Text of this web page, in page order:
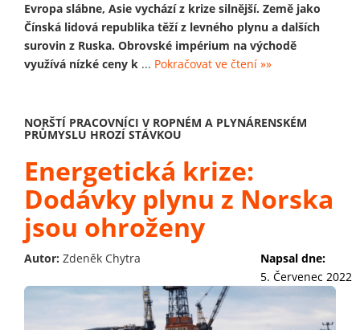
Evropa slábne, Asie vychází z krize silnější. Země jako
Čínská lidová republika těží z levného plynu a dalších
surovin z Ruska. Obrovské impérium na východě
využívá nízké ceny k ... Pokračovat ve čtení »»
NORŠTÍ PRACOVNÍCI V ROPNÉM A PLYNÁRENSKÉM
PRŮMYSLU HROZÍ STÁVKOU
Energetická krize:
Dodávky plynu z Norska
jsou ohroženy
Autor: Zdeněk Chytra
Napsal dne:
5. Červenec 2022